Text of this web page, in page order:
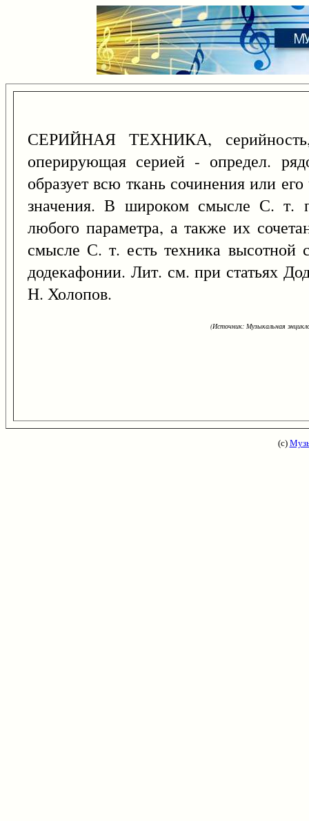
СЕРИЙНАЯ ТЕХНИКА,
оперирующая серией - определ.
образует всю ткань сочинения или
значения. В широком смысле С. т.
любого параметра, а также их
смысле С. т. есть техника высотной
додекафонии. Лит. см. при статьях
Н. Холопов.
(Источник: Музыкальная
(с)